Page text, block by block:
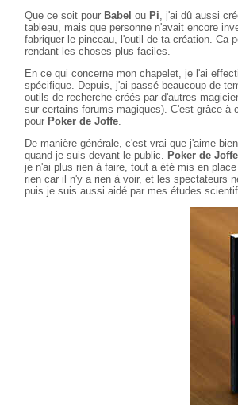
Que ce soit pour Babel ou Pi, j'ai dû aussi
tableau, mais que personne n'avait encore
fabriquer le pinceau, l'outil de ta création. Ca
rendant les choses plus faciles.
En ce qui concerne mon chapelet, je l'ai
spécifique. Depuis, j'ai passé beaucoup de
outils de recherche créés par d'autres
sur certains forums magiques). C'est grâce
pour Poker de Joffe.
De manière générale, c'est vrai que j'aime
quand je suis devant le public. Poker de Joffe
je n'ai plus rien à faire, tout a été mis en
rien car il n'y a rien à voir, et les spectateurs
puis je suis aussi aidé par mes études